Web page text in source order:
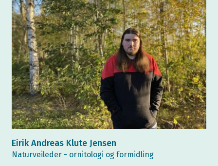
Eirik Andreas Klute Jensen
Naturveileder - ornitologi og formidling